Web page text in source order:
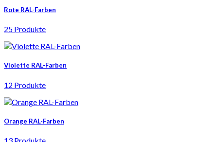
Rote RAL-Farben
25 Produkte
Violette RAL-Farben
12 Produkte
Orange RAL-Farben